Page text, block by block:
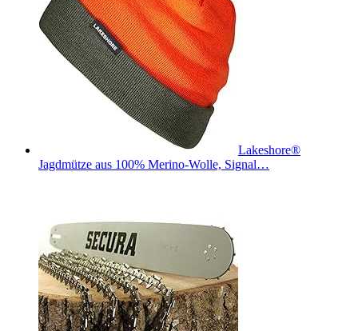
Lakeshore®
Jagdmütze aus 100% Merino-Wolle, Signal…